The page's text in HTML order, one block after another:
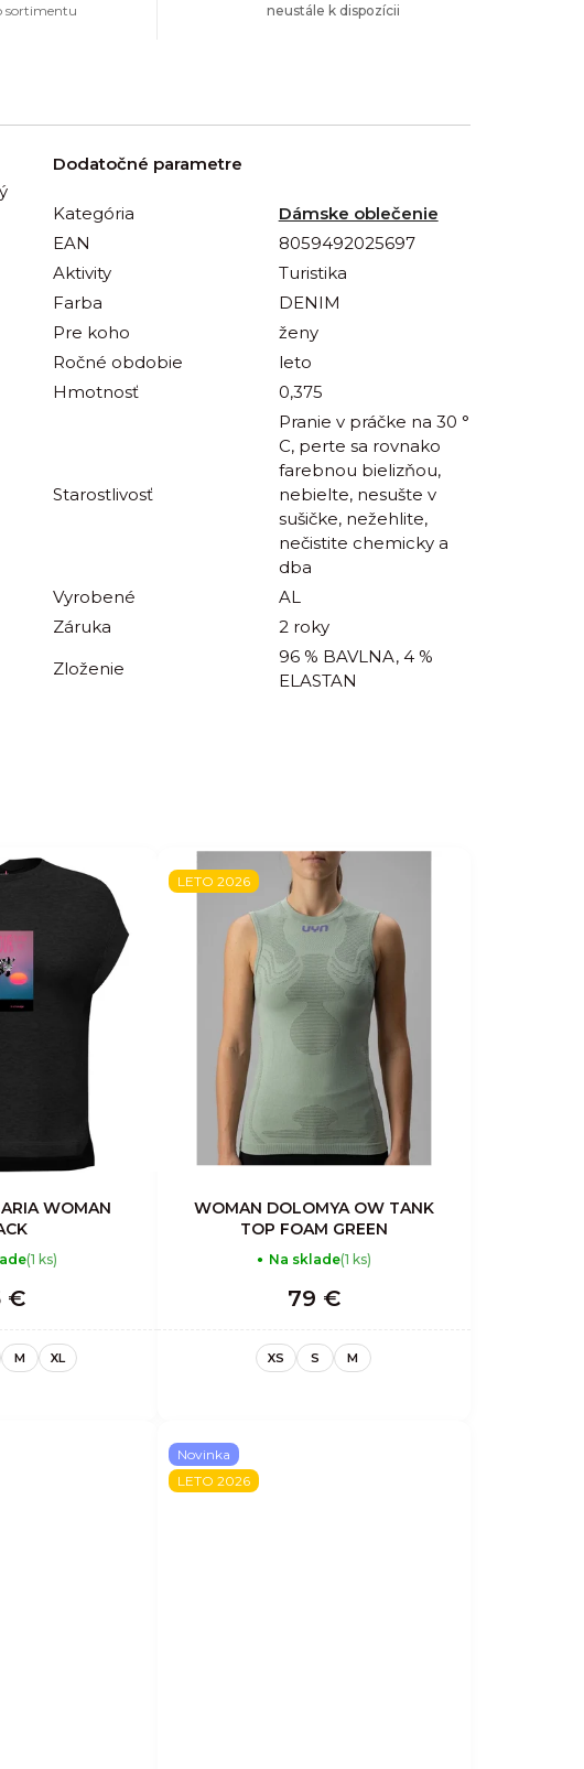
sortimentu neustále k dispozícii
Dodatočné parametre
Kategória
Dámske oblečenie
EAN
8059492025697
Aktivity
Turistika
Farba
DENIM
Pre koho
ženy
Ročné obdobie
leto
Hmotnosť
0,375
Starostlivosť
Pranie v práčke na 30 °
C, perte sa rovnako
farebnou bielizňou,
nebielte, nesušte v
sušičke, nežehlite,
nečistite chemicky a
dba
Vyrobené
AL
Záruka
2 roky
Zloženie
96 % BAVLNA, 4 %
ELASTAN
WOMAN
(1 ks)
€
M XL
LETO 2026
WOMAN DOLOMYA OW TANK
TOP FOAM GREEN
Na sklade(1 ks)
79 €
XS S M
Novinka
LETO 2026